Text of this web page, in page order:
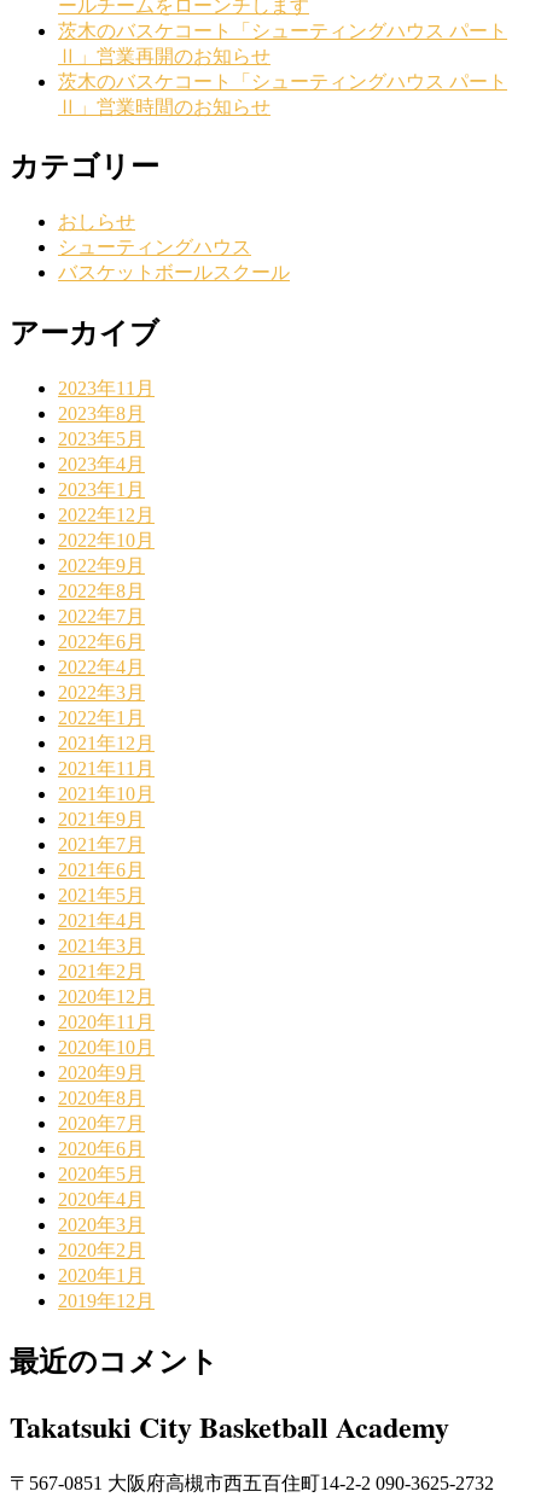
ールチームをローンチします
茨木のバスケコート「シューティングハウス パート
Ⅱ」営業再開のお知らせ
茨木のバスケコート「シューティングハウス パート
Ⅱ」営業時間のお知らせ
カテゴリー
おしらせ
シューティングハウス
バスケットボールスクール
アーカイブ
2023年11月
2023年8月
2023年5月
2023年4月
2023年1月
2022年12月
2022年10月
2022年9月
2022年8月
2022年7月
2022年6月
2022年4月
2022年3月
2022年1月
2021年12月
2021年11月
2021年10月
2021年9月
2021年7月
2021年6月
2021年5月
2021年4月
2021年3月
2021年2月
2020年12月
2020年11月
2020年10月
2020年9月
2020年8月
2020年7月
2020年6月
2020年5月
2020年4月
2020年3月
2020年2月
2020年1月
2019年12月
最近のコメント
Takatsuki City Basketball Academy
〒567-0851 大阪府高槻市西五百住町14-2-2 090-3625-2732